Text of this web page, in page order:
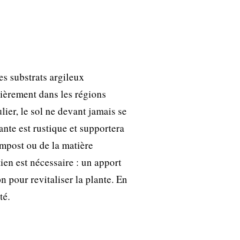
substrats argileux
dans les régions
le sol ne devant jamais se
est rustique et supportera
ou de la matière
est nécessaire : un apport
pour revitaliser la plante. En